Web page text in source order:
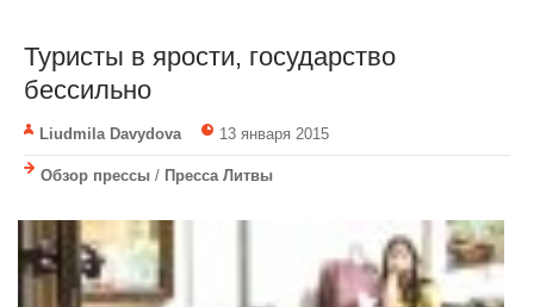
Туристы в ярости, государство
бессильно
Liudmila Davydova 13 января 2015
Обзор прессы / Пресса Литвы